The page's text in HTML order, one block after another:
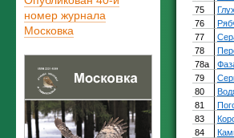
номер журнала
Московка